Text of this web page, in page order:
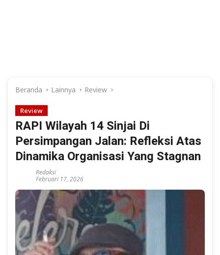
Beranda Lainnya Review
Review
RAPI Wilayah 14 Sinjai Di
Persimpangan Jalan: Refleksi Atas
Dinamika Organisasi Yang Stagnan
Redaksi
Februari 17, 2026